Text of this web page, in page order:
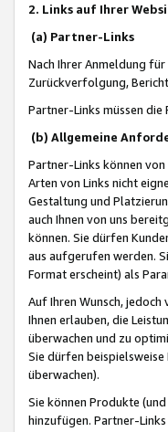
2. Links auf Ihrer
(a) Partner-Links
Nach Ihrer Anmeldung
Zurückverfolgung,
Partner-Links müssen die
(b) Allgemeine
Partner-Links können
Arten von Links nicht
Gestaltung und
auch Ihnen von uns
können. Sie dürfen
aus aufgerufen werden.
Format erscheint) als
Auf Ihren Wunsch,
Ihnen erlauben, die
überwachen und zu
Sie dürfen
überwachen).
Sie können Produkte
hinzufügen. Partner-